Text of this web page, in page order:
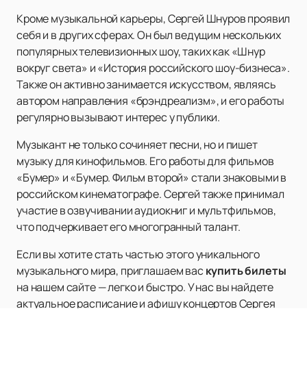
Кроме музыкальной карьеры, Сергей Шнуров проявил
себя и в других сферах. Он был ведущим нескольких
популярных телевизионных шоу, таких как «Шнур
вокруг света» и «История российского шоу-бизнеса».
Также он активно занимается искусством, являясь
автором направления «брэндреализм», и его работы
регулярно вызывают интерес у публики.
Музыкант не только сочиняет песни, но и пишет
музыку для кинофильмов. Его работы для фильмов
«Бумер» и «Бумер. Фильм второй» стали знаковыми в
российском кинематографе. Сергей также принимал
участие в озвучивании аудиокниг и мультфильмов,
что подчеркивает его многогранный талант.
Если вы хотите стать частью этого уникального
музыкального мира, приглашаем васкупить билеты
на нашем сайте — легко и быстро. У нас вы найдете
актуальное расписание и афишу концертов Сергея